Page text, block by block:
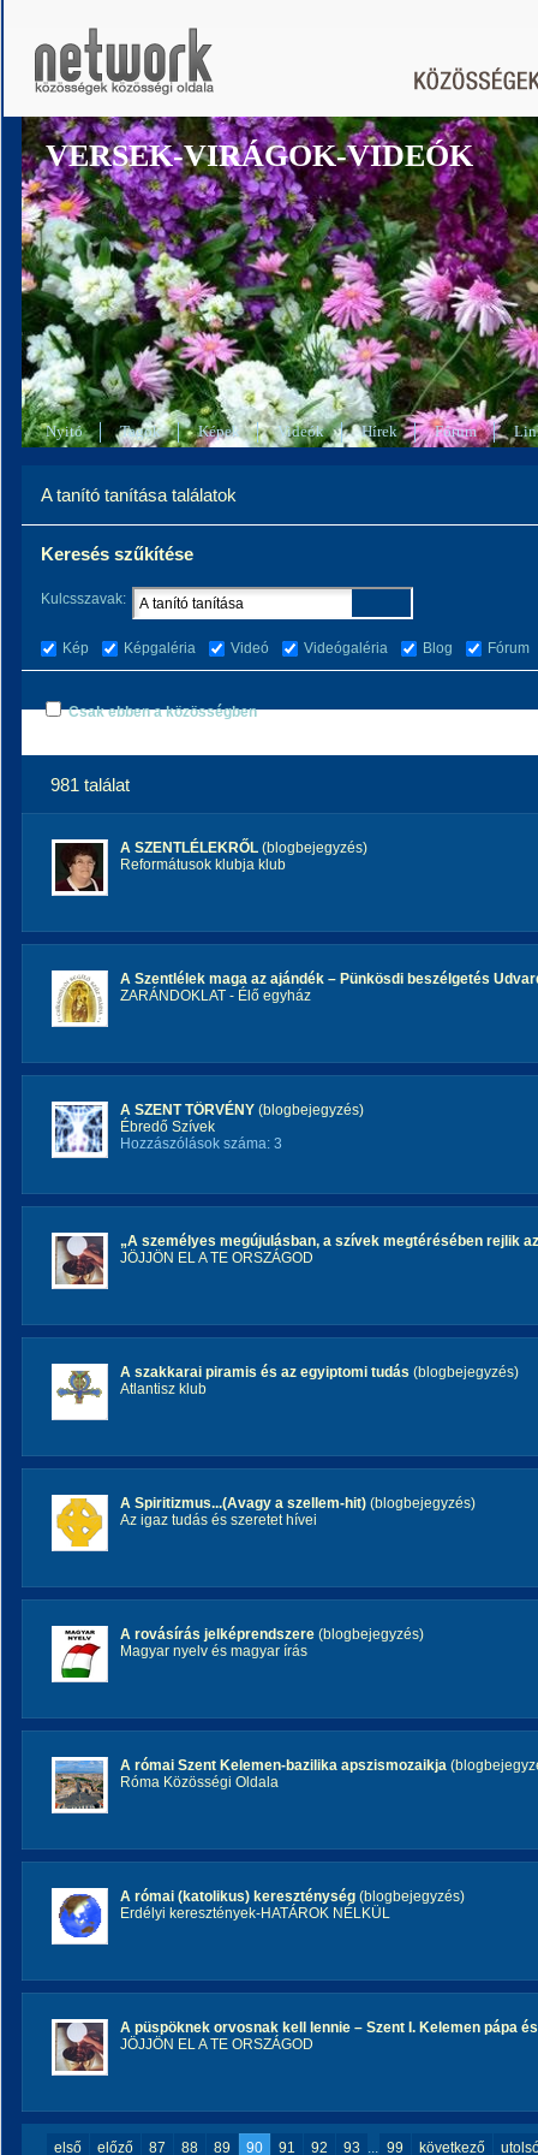
VERSEK-VIRÁGOK-VIDEÓK
Nyitó Tagok Képek Videók Hírek Fórum
A tanító tanítása találatok
Keresés szűkítése
Kulcsszavak:
Kép Képgaléria Videó Videógaléria Blog Fórum
Csak ebben a közösségben
981 találat
A SZENTLÉLEKRŐL (blogbejegyzés)
Reformátusok klubja klub
A Szentlélek maga az ajándék – Pünkösdi beszélgetés
ZARÁNDOKLAT - Élő egyház
A SZENT TÖRVÉNY (blogbejegyzés)
Ébredő Szívek
Hozzászólások száma: 3
„A személyes megújulásban, a szívek megtérésében rejlik
JÖJJÖN EL A TE ORSZÁGOD
A szakkarai piramis és az egyiptomi tudás (blogbejegyzés)
Atlantisz klub
A Spiritizmus...(Avagy a szellem-hit) (blogbejegyzés)
Az igaz tudás és szeretet hívei
A rovásírás jelképrendszere (blogbejegyzés)
Magyar nyelv és magyar írás
A római Szent Kelemen-bazilika apszismozaikja
Róma Közösségi Oldala
A római (katolikus) kereszténység (blogbejegyzés)
Erdélyi keresztények-HATÁROK NÉLKÜL
A püspöknek orvosnak kell lennie – Szent I. Kelemen pápa
JÖJJÖN EL A TE ORSZÁGOD
első előző 87 88 89 90 91 92 93 ... 99 következő